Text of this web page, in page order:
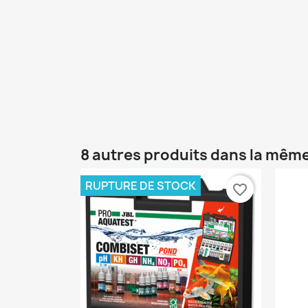
8 autres produits dans la
RUPTURE DE STOCK favorite_border